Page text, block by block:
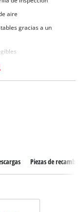
aire
gracias a un
Piezas de recambio